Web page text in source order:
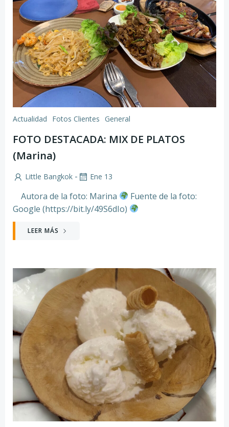
Actualidad Fotos Clientes General
FOTO DESTACADA: MIX DE PLATOS
(Marina)
Little Bangkok - Ene 13
Autora de la foto: Marina
Fuente de la foto:
Google (https://bit.ly/49S6dIo)
LEER MÁS